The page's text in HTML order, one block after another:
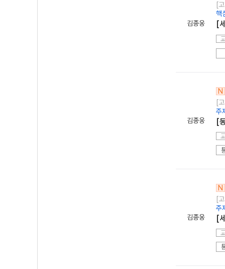
김종웅
[
핵
[
김종웅
N
[
주
[
김종웅
N
[
주
[